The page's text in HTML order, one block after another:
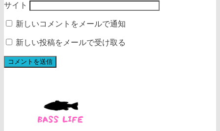
サイト
新しいコメントをメールで通知
新しい投稿をメールで受け取る